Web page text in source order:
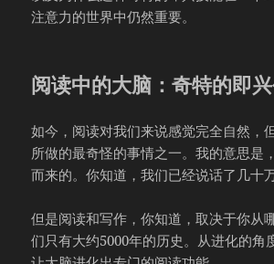
注意力的世界中仍然重要。
阅读中的大脑：奇特的即
如今，阅读对我们来说感觉完全自然，
所做的最奇怪的事情之一。我的意思是
而来的。你知道，我们已经说话了几十万
但是阅读和写作，你知道，取决于你从
们只有大约5000年的历史。从进化的角